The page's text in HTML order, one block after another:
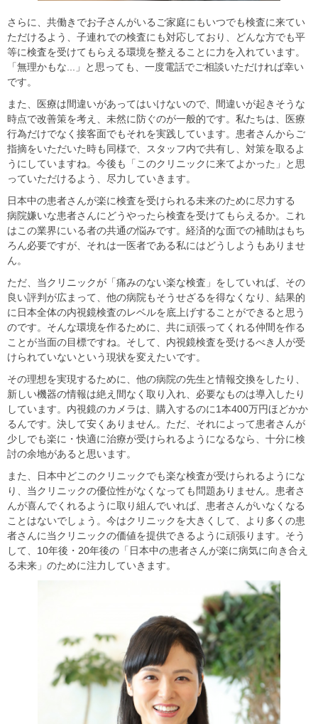
さらに、共働きでお子さんがいるご家庭にもいつでも検査に来てい
ただけるよう、子連れでの検査にも対応しており、どんな方でも平
等に検査を受けてもらえる環境を整えることに力を入れています。
「無理かもな...」と思っても、一度電話でご相談いただければ幸い
です。
また、医療は間違いがあってはいけないので、間違いが起きそうな
時点で改善策を考え、未然に防ぐのが一般的です。私たちは、医療
行為だけでなく接客面でもそれを実践しています。患者さんからご
指摘をいただいた時も同様で、スタッフ内で共有し、対策を取るよ
うにしていますね。今後も「このクリニックに来てよかった」と思
っていただけるよう、尽力していきます。
日本中の患者さんが楽に検査を受けられる未来のために尽力する
病院嫌いな患者さんにどうやったら検査を受けてもらえるか。これ
はこの業界にいる者の共通の悩みです。経済的な面での補助はもち
ろん必要ですが、それは一医者である私にはどうしようもありませ
ん。
ただ、当クリニックが「痛みのない楽な検査」をしていれば、その
良い評判が広まって、他の病院もそうせざるを得なくなり、結果的
に日本全体の内視鏡検査のレベルを底上げすることができると思う
のです。そんな環境を作るために、共に頑張ってくれる仲間を作る
ことが当面の目標ですね。そして、内視鏡検査を受けるべき人が受
けられていないという現状を変えたいです。
その理想を実現するために、他の病院の先生と情報交換をしたり、
新しい機器の情報は絶え間なく取り入れ、必要なものは導入したり
しています。内視鏡のカメラは、購入するのに1本400万円ほどかか
るんです。決して安くありません。ただ、それによって患者さんが
少しでも楽に・快適に治療が受けられるようになるなら、十分に検
討の余地があると思います。
また、日本中どこのクリニックでも楽な検査が受けられるようにな
り、当クリニックの優位性がなくなっても問題ありません。患者さ
んが喜んでくれるように取り組んでいれば、患者さんがいなくなる
ことはないでしょう。今はクリニックを大きくして、より多くの患
者さんに当クリニックの価値を提供できるように頑張ります。そう
して、10年後・20年後の「日本中の患者さんが楽に病気に向き合え
る未来」のために注力していきます。